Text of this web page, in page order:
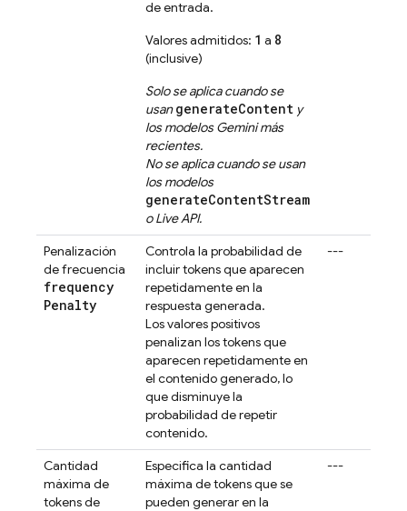
de entrada.
Valores admitidos: 1 a 8
(inclusive)
Solo se aplica cuando se
usangenerateContent y
los modelosGeminimás
recientes.
No se aplica cuando se usan
los modelos
generateContentStream
oLive API.
Penalización
de frecuencia
frequency
Penalty
Controla la probabilidad de
incluir tokens que aparecen
repetidamente en la
respuesta generada.
Los valores positivos
penalizan los tokens que
aparecen repetidamente en
el contenido generado, lo
que disminuye la
probabilidad de repetir
contenido.
---
Cantidad
máxima de
tokens de
Especifica la cantidad
máxima de tokens que se
pueden generar en la
---